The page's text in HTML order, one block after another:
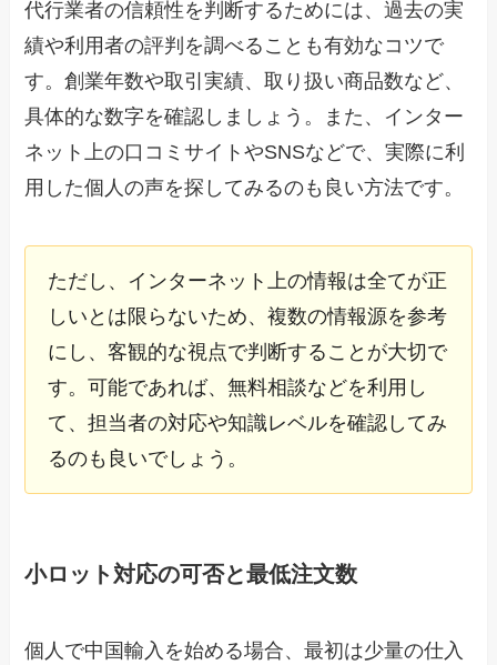
代行業者の信頼性を判断するためには、過去の実
績や利用者の評判を調べることも有効なコツで
す。創業年数や取引実績、取り扱い商品数など、
具体的な数字を確認しましょう。また、インター
ネット上の口コミサイトやSNSなどで、実際に利
用した個人の声を探してみるのも良い方法です。
ただし、インターネット上の情報は全てが正
しいとは限らないため、複数の情報源を参考
にし、客観的な視点で判断することが大切で
す。可能であれば、無料相談などを利用し
て、担当者の対応や知識レベルを確認してみ
るのも良いでしょう。
小ロット対応の可否と最低注文数
個人で中国輸入を始める場合、最初は少量の仕入